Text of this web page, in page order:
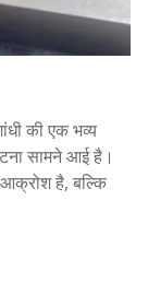
की एक भव्य
सामने आई है।
आक्रोश है, बल्कि